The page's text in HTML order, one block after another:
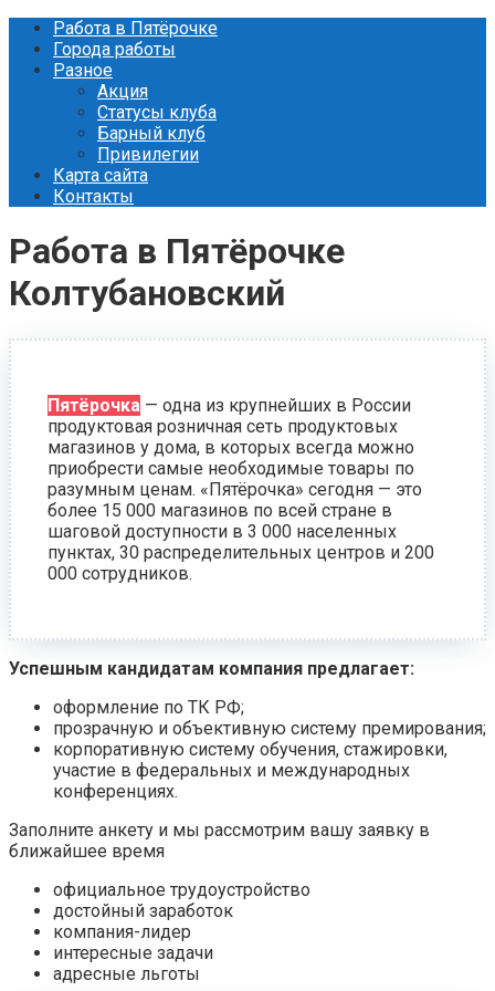
Перейти
контенту
Работа в Пятёрочке
Города работы
Разное
Акция
Статусы клуба
Барный клуб
Привилегии
Карта сайта
Контакты
Работа в Пятёрочке
Колтубановский
Пятёрочка — одна из крупнейших в России
продуктовая розничная сеть продуктовых
магазинов у дома, в которых всегда можно
приобрести самые необходимые товары по
разумным ценам. «Пятёрочка» сегодня — это
более 15 000 магазинов по всей стране в
шаговой доступности в 3 000 населенных
пунктах, 30 распределительных центров и 200
000 сотрудников.
Успешным кандидатам компания предлагает:
оформление по ТК РФ;
прозрачную и объективную систему премирования;
корпоративную систему обучения, стажировки,
участие в федеральных и международных
конференциях.
Заполните анкету и мы рассмотрим вашу заявку в
ближайшее время
официальное трудоустройство
достойный заработок
компания-лидер
интересные задачи
адресные льготы